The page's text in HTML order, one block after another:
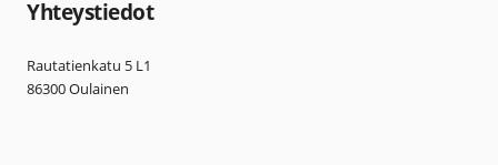
Yhteystiedot
Rautatienkatu 5 L1
86300 Oulainen